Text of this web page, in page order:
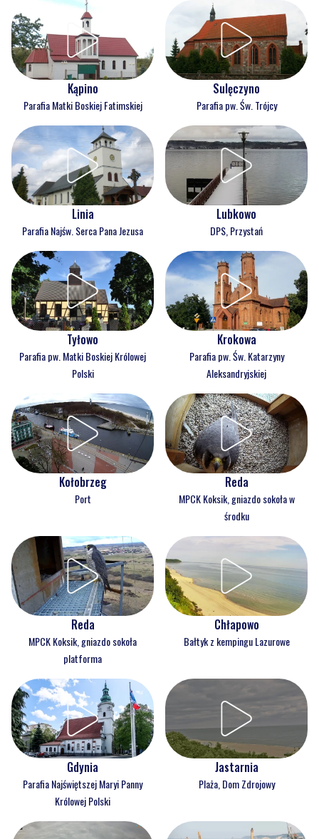
Kąpino
Parafia Matki Boskiej Fatimskiej
Sulęczyno
Parafia pw. Św. Trójcy
Linia
Parafia Najśw. Serca Pana Jezusa
Lubkowo
DPS, Przystań
Tyłowo
Parafia pw. Matki Boskiej Królowej
Polski
Krokowa
Parafia pw. Św. Katarzyny
Aleksandryjskiej
Kołobrzeg
Port
Reda
MPCK Koksik, gniazdo sokoła w
środku
Reda
MPCK Koksik, gniazdo sokoła
platforma
Chłapowo
Bałtyk z kempingu Lazurowe
Gdynia
Parafia Najświętszej Maryi Panny
Królowej Polski
Jastarnia
Plaża, Dom Zdrojowy